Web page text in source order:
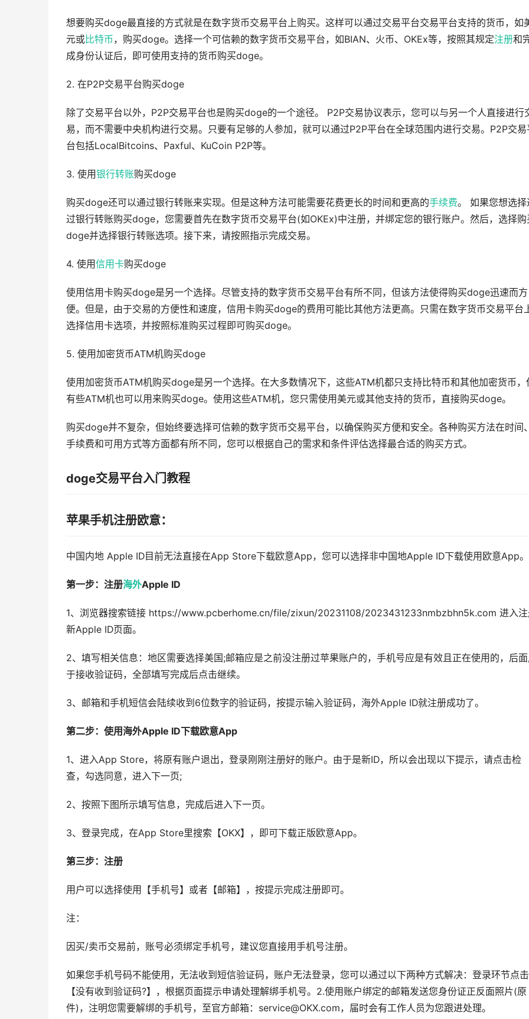
想要购买doge最直接的方式就是在数字货币交易平台上购买。这样可以通过交易平台交易平台支持的货币，如
元或比特币，购买doge。选择一个可信赖的数字货币交易平台，如BIAN、火币、OKEx等，按照其规定注册和
成身份认证后，即可使用支持的货币购买doge。
2. 在P2P交易平台购买doge
除了交易平台以外，P2P交易平台也是购买doge的一个途径。 P2P交易协议表示，您可以与另一个人直接进行
易，而不需要中央机构进行交易。只要有足够的人参加，就可以通过P2P平台在全球范围内进行交易。P2P交易
台包括LocalBitcoins、Paxful、KuCoin P2P等。
3. 使用银行转账购买doge
购买doge还可以通过银行转账来实现。但是这种方法可能需要花费更长的时间和更高的手续费。 如果您想选择
过银行转账购买doge，您需要首先在数字货币交易平台(如OKEx)中注册，并绑定您的银行账户。然后，选择购
doge并选择银行转账选项。接下来，请按照指示完成交易。
4. 使用信用卡购买doge
使用信用卡购买doge是另一个选择。尽管支持的数字货币交易平台有所不同，但该方法使得购买doge迅速而方
便。但是，由于交易的方便性和速度，信用卡购买doge的费用可能比其他方法更高。只需在数字货币交易平台
选择信用卡选项，并按照标准购买过程即可购买doge。
5. 使用加密货币ATM机购买doge
使用加密货币ATM机购买doge是另一个选择。在大多数情况下，这些ATM机都只支持比特币和其他加密货币，
有些ATM机也可以用来购买doge。使用这些ATM机，您只需使用美元或其他支持的货币，直接购买doge。
购买doge并不复杂，但始终要选择可信赖的数字货币交易平台，以确保购买方便和安全。各种购买方法在时间
手续费和可用方式等方面都有所不同，您可以根据自己的需求和条件评估选择最合适的购买方式。
doge交易平台入门教程
苹果手机注册欧意：
中国内地 Apple ID目前无法直接在App Store下载欧意App，您可以选择非中国地Apple ID下载使用欧意App。
第一步：注册海外Apple ID
1、浏览器搜索链接 https://www.pcberhome.cn/file/zixun/20231108/2023431233nmbzbhn5k.com 进入
新Apple ID页面。
2、填写相关信息：地区需要选择美国;邮箱应是之前没注册过苹果账户的，手机号应是有效且正在使用的，后
于接收验证码，全部填写完成后点击继续。
3、邮箱和手机短信会陆续收到6位数字的验证码，按提示输入验证码，海外Apple ID就注册成功了。
第二步：使用海外Apple ID下载欧意App
1、进入App Store，将原有账户退出，登录刚刚注册好的账户。由于是新ID，所以会出现以下提示，请点击检
查，勾选同意，进入下一页;
2、按照下图所示填写信息，完成后进入下一页。
3、登录完成，在App Store里搜索【OKX】，即可下载正版欧意App。
第三步：注册
用户可以选择使用【手机号】或者【邮箱】，按提示完成注册即可。
注：
因买/卖币交易前，账号必须绑定手机号，建议您直接用手机号注册。
如果您手机号码不能使用，无法收到短信验证码，账户无法登录，您可以通过以下两种方式解决：登录环节点击
【没有收到验证码?】，根据页面提示申请处理解绑手机号。2.使用账户绑定的邮箱发送您身份证正反面照片(原
件)，注明您需要解绑的手机号，至官方邮箱：service@OKX.com，届时会有工作人员为您跟进处理。